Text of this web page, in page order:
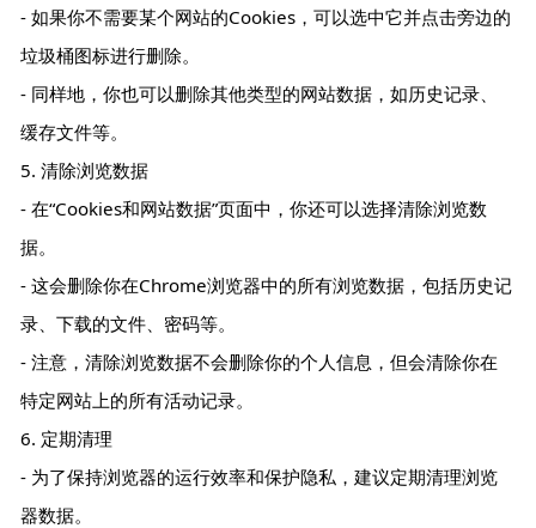
- 如果你不需要某个网站的Cookies，可以选中它并点击旁边的
垃圾桶图标进行删除。
- 同样地，你也可以删除其他类型的网站数据，如历史记录、
缓存文件等。
5. 清除浏览数据
- 在“Cookies和网站数据”页面中，你还可以选择清除浏览数
据。
- 这会删除你在Chrome浏览器中的所有浏览数据，包括历史记
录、下载的文件、密码等。
- 注意，清除浏览数据不会删除你的个人信息，但会清除你在
特定网站上的所有活动记录。
6. 定期清理
- 为了保持浏览器的运行效率和保护隐私，建议定期清理浏览
器数据。